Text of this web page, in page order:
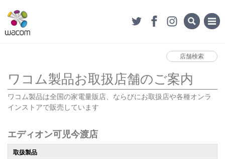
店舗検索
ワコム製品お取扱店舗のご案内
ワコム製品は全国の家電量販店、ならびにお取扱店や各種オンラ
インストアで販売しています
エディオン可児今渡店
取扱製品